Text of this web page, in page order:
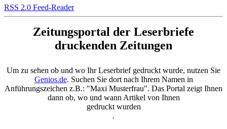
RSS 2.0 Feed-Reader
Zeitungsportal der Leserbriefe
druckenden Zeitungen
Um zu sehen ob und wo Ihr Leserbrief gedruckt wurde, nutzen Sie
Genios.de. Suchen Sie dort nach Ihrem Namen in
Anführungszeichen z.B.: "Maxi Musterfrau". Das Portal zeigt Ihnen
dann ob, wo und wann Artikel von Ihnen
gedruckt wurden
.